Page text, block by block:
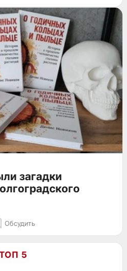
загадки
Обсудить
5